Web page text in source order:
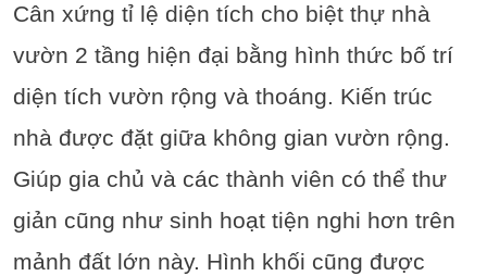
Cân xứng tỉ lệ diện tích cho biệt thự nhà
vườn 2 tầng hiện đại bằng hình thức bố trí
diện tích vườn rộng và thoáng. Kiến trúc
nhà được đặt giữa không gian vườn rộng.
Giúp gia chủ và các thành viên có thể thư
giản cũng như sinh hoạt tiện nghi hơn trên
mảnh đất lớn này. Hình khối cũng được